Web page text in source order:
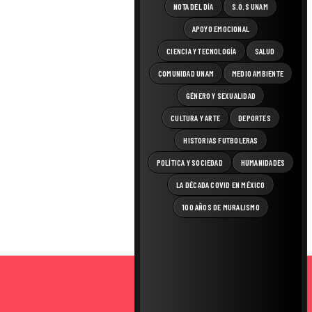
NOTA DEL DÍA S.O.S UNAM
APOYO EMOCIONAL
CIENCIA Y TECNOLOGÍA SALUD
COMUNIDAD UNAM MEDIO AMBIENTE
GÉNERO Y SEXUALIDAD
CULTURA Y ARTE DEPORTES
HISTORIAS FUTBOLERAS
POLÍTICA Y SOCIEDAD HUMANIDADES
LA DÉCADA COVID EN MÉXICO
100 AÑOS DE MURALISMO